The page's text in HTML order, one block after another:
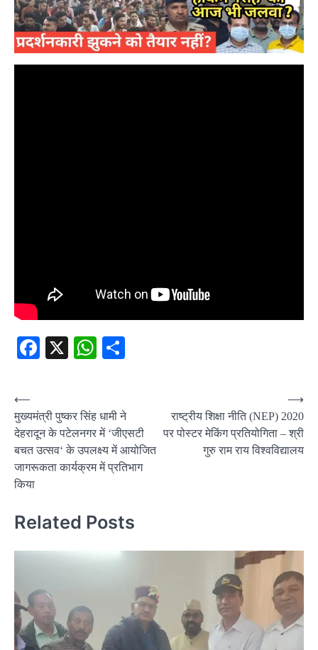
Facebook
X WhatsApp
Post
navigation
⟵
मुख्यमंत्री पुष्कर सिंह धामी ने
देहरादून के पटेलनगर में ‘जीएसटी
बचत उत्सव‘ के उपलक्ष्य में आयोजित
जागरूकता कार्यक्रम में प्रतिभाग
किया
राष्ट्रीय शिक्षा नीति (NEP) 2020
पर पोस्टर मेकिंग प्रतियोगिता – श्री
गुरु राम राय विश्वविद्यालय
⟶
Related Posts